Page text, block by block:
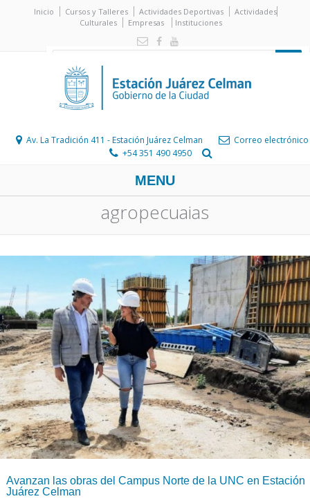
Inicio Cursos y Talleres Actividades Deportivas
Actividades
Culturales
Empresas Instituciones
Av. La Tradición 411 - Estación Juárez Celman
Correo electrónico
+54 351 490 4950
MENU
agropecuaias
Avanzan las obras del Campus Norte de la UNC en Estación
Juárez Celman